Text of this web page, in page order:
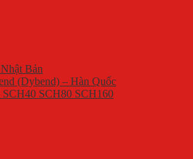
Bản
(Dybend) – Hàn Quốc
SCH40 SCH80 SCH160